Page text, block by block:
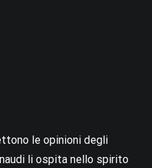
le opinioni degli
li ospita nello spirito